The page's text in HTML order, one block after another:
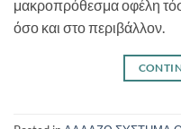
μακροπρόθεσμα οφέλη
όσο και στο περιβάλλον.